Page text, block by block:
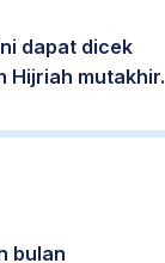
dapat dicek
Hijriah mutakhir.
bulan